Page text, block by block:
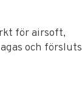
för airsoft,
och försluts